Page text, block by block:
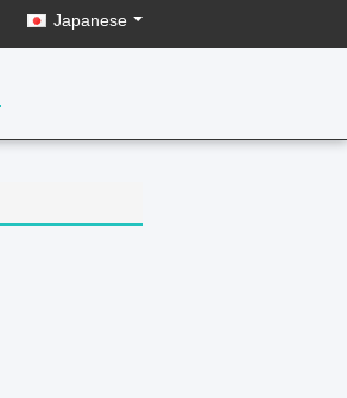
Japanese